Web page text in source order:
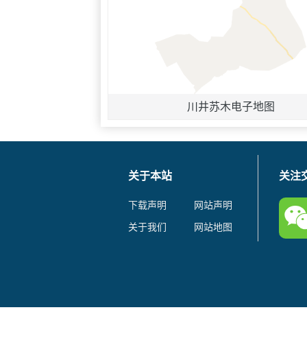
川井苏木电子地图
关于本站
下载声明
网站声明
关于我们
网站地图
关注